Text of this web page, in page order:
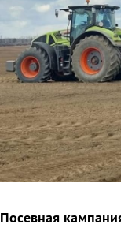
Посевная